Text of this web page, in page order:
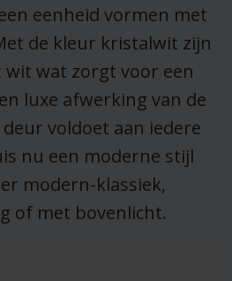
eenheid vormen met
de kleur kristalwit zijn
wit wat zorgt voor een
luxe afwerking van de
voldoet aan iedere
nu een moderne stijl
modern-klassiek,
of met bovenlicht.